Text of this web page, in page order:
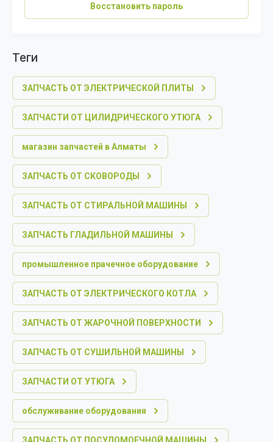
Восстановить пароль
теги
ЗАПЧАСТЬ ОТ ЭЛЕКТРИЧЕСКОЙ ПЛИТЫ
ЗАПЧАСТИ ОТ ЦИЛИДРИЧЕСКОГО УТЮГА
магазин запчастей в Алматы
ЗАПЧАСТЬ ОТ СКОВОРОДЫ
ЗАПЧАСТЬ ОТ СТИРАЛЬНОЙ МАШИНЫ
ЗАПЧАСТЬ ГЛАДИЛЬНОЙ МАШИНЫ
промышленное прачечное оборудование
ЗАПЧАСТЬ ОТ ЭЛЕКТРИЧЕСКОГО КОТЛА
ЗАПЧАСТЬ ОТ ЖАРОЧНОЙ ПОВЕРХНОСТИ
ЗАПЧАСТЬ ОТ СУШИЛЬНОЙ МАШИНЫ
ЗАПЧАСТИ ОТ УТЮГА
обслуживание оборудования